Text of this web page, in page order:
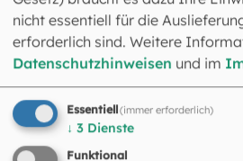
Maispricht Rundfunkpfarrerin
Titel „Maria breit den Mantel
zu lernen. „Eva und Maria – ein
Freundinnen“ ist die Predigt
Melitta Müller-Hansen am11.
Leibrock, Geschäftsführer des
Bildungswerks München, setzt
auseinander, wie Maria hilft, das
nicht essentiell für die
erforderlich sind. Weitere
Datenschutzhinweisen und im
Essentiell(immer erforderlich)
↓ 3 Dienste
Funktional